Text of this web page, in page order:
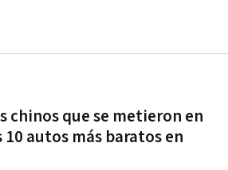
chinos que se metieron en
autos más baratos en